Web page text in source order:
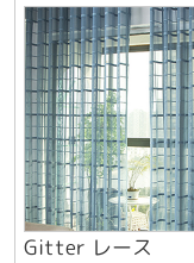
Gitter レース